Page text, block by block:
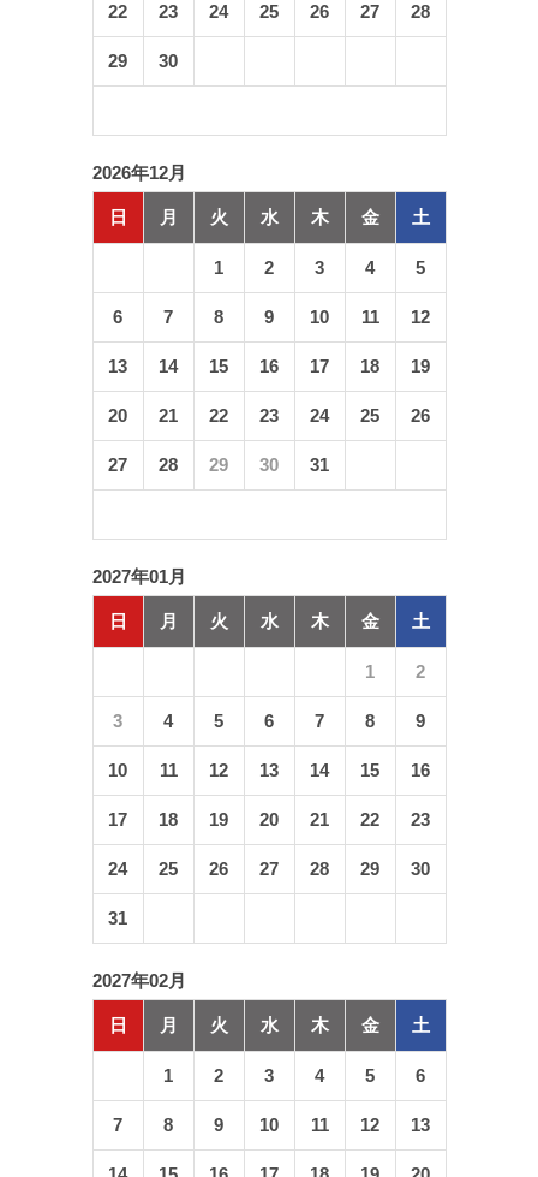
22 23 24 25 26 27 28
29 30
2026年12月
日 月 火 水 木 金 土
1 2 3 4 5
6 7 8 9 10 11 12
13 14 15 16 17 18 19
20 21 22 23 24 25 26
27 28 29 30 31
2027年01月
日 月 火 水 木 金 土
1 2
3 4 5 6 7 8 9
10 11 12 13 14 15 16
17 18 19 20 21 22 23
24 25 26 27 28 29 30
31
2027年02月
日 月 火 水 木 金 土
1 2 3 4 5 6
7 8 9 10 11 12 13